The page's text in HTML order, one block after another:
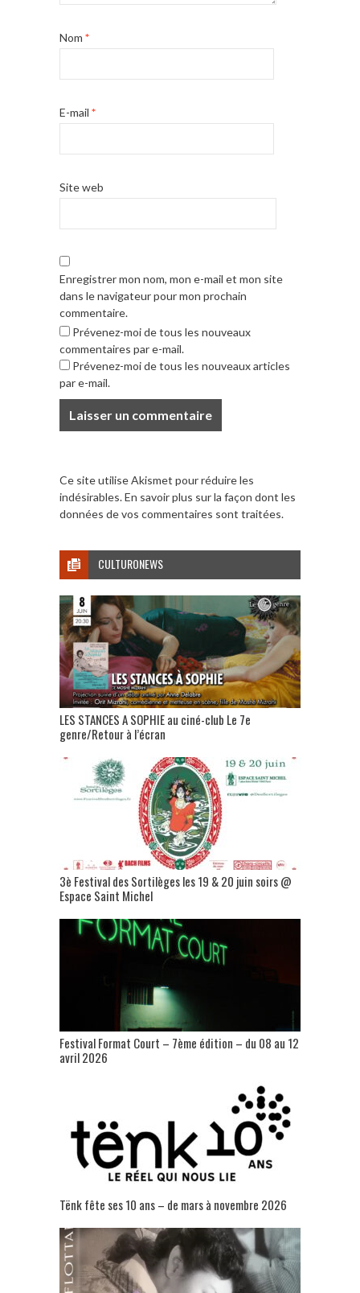
Nom *
E-mail *
Site web
Enregistrer mon nom, mon e-mail et mon site
dans le navigateur pour mon prochain
commentaire.
Prévenez-moi de tous les nouveaux
commentaires par e-mail.
Prévenez-moi de tous les nouveaux articles
par e-mail.
Ce site utilise Akismet pour réduire les
indésirables.En savoir plus sur la façon dont les
données de vos commentaires sont traitées.
CULTURONEWS
LES STANCES A SOPHIE au ciné-club Le 7e
genre/Retour à l’écran
3è Festival des Sortilèges les 19 & 20 juin soirs @
Espace Saint Michel
Festival Format Court – 7ème édition – du 08 au 12
avril 2026
Tënk fête ses 10 ans – de mars à novembre 2026